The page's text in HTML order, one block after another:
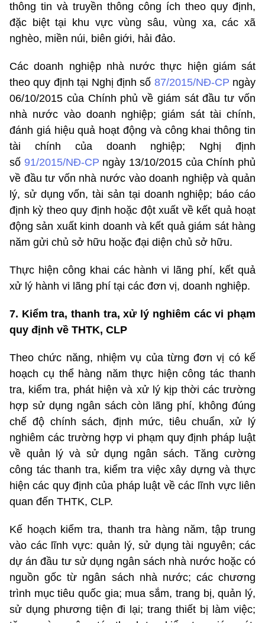
thông tin và truyền thông công ích theo quy định,
đặc biệt tại khu vực vùng sâu, vùng xa, các xã
nghèo, miền núi, biên giới, hải đảo.
Các doanh nghiệp nhà nước thực hiện giám sát
theo quy định tại Nghị định số 87/2015/NĐ-CP ngày
06/10/2015 của Chính phủ về giám sát đầu tư vốn
nhà nước vào doanh nghiệp; giám sát tài chính,
đánh giá hiệu quả hoạt động và công khai thông tin
tài chính của doanh nghiệp; Nghị định
số 91/2015/NĐ-CP ngày 13/10/2015 của Chính phủ
về đầu tư vốn nhà nước vào doanh nghiệp và quản
lý, sử dụng vốn, tài sản tại doanh nghiệp; báo cáo
định kỳ theo quy định hoặc đột xuất về kết quả hoạt
động sản xuất kinh doanh và kết quả giám sát hàng
năm gửi chủ sở hữu hoặc đại diện chủ sở hữu.
Thực hiện công khai các hành vi lãng phí, kết quả
xử lý hành vi lãng phí tại các đơn vị, doanh nghiệp.
7. Kiểm tra, thanh tra, xử lý nghiêm các vi phạm
quy định về THTK, CLP
Theo chức năng, nhiệm vụ của từng đơn vị có kế
hoạch cụ thể hàng năm thực hiện công tác thanh
tra, kiểm tra, phát hiện và xử lý kịp thời các trường
hợp sử dụng ngân sách còn lãng phí, không đúng
chế độ chính sách, định mức, tiêu chuẩn, xử lý
nghiêm các trường hợp vi phạm quy định pháp luật
về quản lý và sử dụng ngân sách. Tăng cường
công tác thanh tra, kiểm tra việc xây dựng và thực
hiện các quy định của pháp luật về các lĩnh vực liên
quan đến THTK, CLP.
Kế hoạch kiểm tra, thanh tra hàng năm, tập trung
vào các lĩnh vực: quản lý, sử dụng tài nguyên; các
dự án đầu tư sử dụng ngân sách nhà nước hoặc có
nguồn gốc từ ngân sách nhà nước; các chương
trình mục tiêu quốc gia; mua sắm, trang bị, quản lý,
sử dụng phương tiện đi lại; trang thiết bị làm việc;